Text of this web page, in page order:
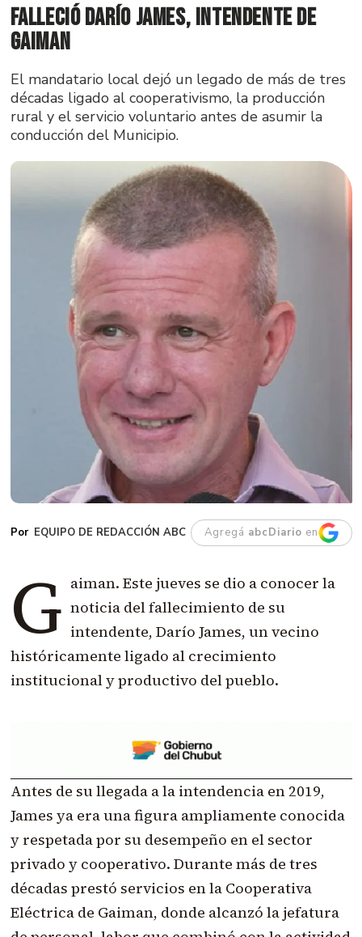
Falleció Darío James, intendente de
Gaiman
El mandatario local dejó un legado de más de tres
décadas ligado al cooperativismo, la producción
rural y el servicio voluntario antes de asumir la
conducción del Municipio.
EQUIPO DE REDACCIÓN ABC Agregá abcDiario en
G aiman. Este jueves se dio a conocer la
noticia del fallecimiento de su
intendente, Darío James, un vecino
históricamente ligado al crecimiento
institucional y productivo del pueblo.
Antes de su llegada a la intendencia en 2019,
James ya era una figura ampliamente conocida
y respetada por su desempeño en el sector
privado y cooperativo. Durante más de tres
décadas prestó servicios en la Cooperativa
Eléctrica de Gaiman, donde alcanzó la jefatura